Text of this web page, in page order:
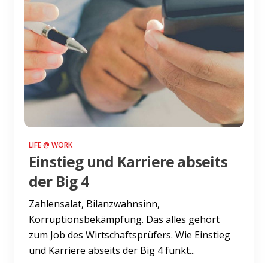
LIFE @ WORK
Einstieg und Karriere abseits
der Big 4
Zahlensalat, Bilanzwahnsinn,
Korruptionsbekämpfung. Das alles gehört
zum Job des Wirtschaftsprüfers. Wie Einstieg
und Karriere abseits der Big 4 funkt...